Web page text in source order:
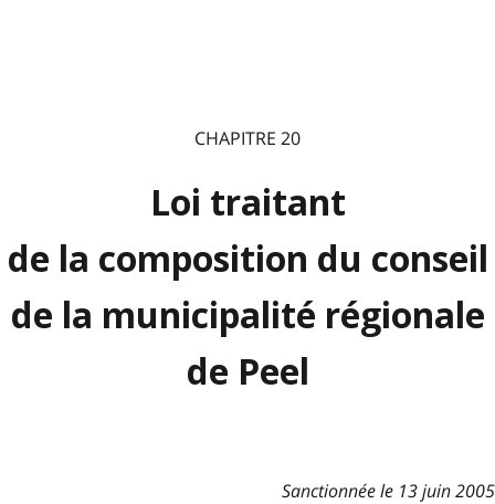
CHAPITRE 20
Loi traitant
de la composition du conseil
de la municipalité régionale
de Peel
Sanctionnée le 13 juin 2005